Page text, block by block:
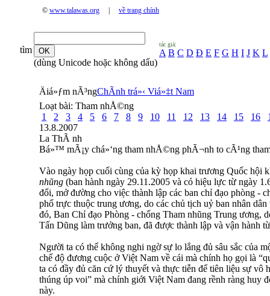
© www.talawas.org về trang chính
tìm
(dùng Unicode hoặc không dấu)
tác giả:
A B C D Đ E F G H I J K L
Äiá»ƒm nÃ³ngChÃ­nh trá»‹ Viá»‡t Nam
Loạt bài: Tham nhÅ©ng
1
2 3 4 5 6 7 8 9 10 11 12 13 14 15 16
13.8.2007
La ThÃ nh
Bá»™ mÃ¡y chá»‘ng tham nhÅ©ng phÃ¬nh to cÃ¹ng
Vào ngày họp cuối cùng của kỳ họp khai trương Quốc hội
nhũng (ban hành ngày 29.11.2005 và có hiệu lực từ ngày
đổi, mở đường cho việc thành lập các ban chỉ đạo phòng -
phố trực thuộc trung ương, do các chủ tịch uỷ ban nhân
đó, Ban Chỉ đạo Phòng - chống Tham nhũng Trung ương,
Tấn Dũng làm trưởng ban, đã được thành lập và vận hành
Người ta có thể không nghi ngờ sự lo lắng đủ sâu sắc của
chế độ đương cuộc ở Việt Nam về cái mà chính họ gọi là
ta có đầy đủ căn cứ lý thuyết và thực tiễn để tiên liệu sự vô
thúng úp voi” mà chính giới Việt Nam đang rềnh ràng huy
này.